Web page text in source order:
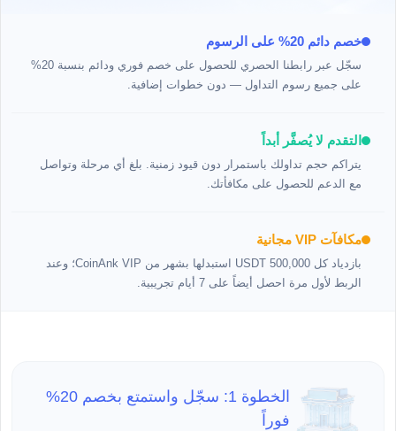
خصم دائم 20% على الرسوم
سجّل عبر رابطنا الحصري للحصول على خصم فوري ودائم بنسبة 20%
على جميع رسوم التداول — دون خطوات إضافية.
التقدم لا يُصفَّر أبداً
يتراكم حجم تداولك باستمرار دون قيود زمنية. بلغ أي مرحلة وتواصل
مع الدعم للحصول على مكافأتك.
مكافآت VIP مجانية
بازدياد كل 500,000 USDT استبدلها بشهر من CoinAnk VIP؛ وعند
الربط لأول مرة احصل أيضاً على 7 أيام تجريبية.
الخطوة 1: سجّل واستمتع بخصم 20%
فوراً